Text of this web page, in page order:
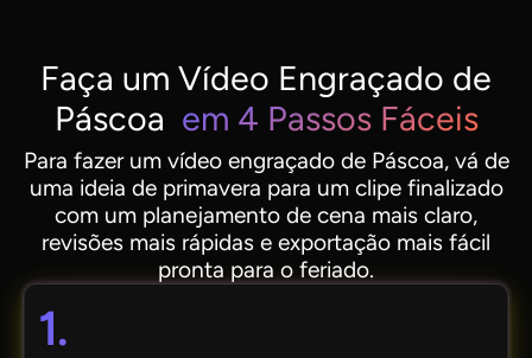
Faça um Vídeo Engraçado de
Páscoa em 4 Passos Fáceis
Para fazer um vídeo engraçado de Páscoa, vá de
uma ideia de primavera para um clipe finalizado
com um planejamento de cena mais claro,
revisões mais rápidas e exportação mais fácil
pronta para o feriado.
1.